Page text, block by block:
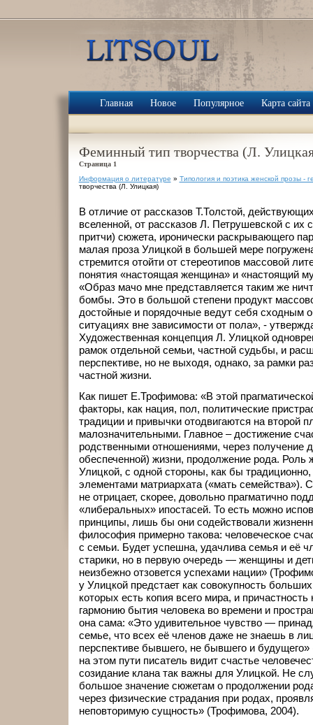
Главная Новое Популярное Карта сайта
Феминный тип творчества (Л.
Страница 1
Информация о литературе » Типология и поэтика женской прозы -
творчества (Л. Улицкая)
В отличие от рассказов Т.Толстой,
вселенной, от рассказов Л. Петрушевской с их
притчи) сюжета, иронически раскрывающего
малая проза Улицкой в большей мере
стремится отойти от стереотипов массовой
понятия «настоящая женщина» и «настоящий
«Образ мачо мне представляется таким же
бомбы. Это в большой степени продукт
достойные и порядочные ведут себя сходным
ситуациях вне зависимости от пола», -
Художественная концепция Л. Улицкой
рамок отдельной семьи, частной судьбы, и
перспективе, но не выходя, однако, за рамки
частной жизни.
Как пишет Е.Трофимова: «В этой
факторы, как нация, пол, политические
традиции и привычки отодвигаются на второй
малозначительными. Главное – достижение
родственными отношениями, через получение
обеспеченной) жизни, продолжение рода. Роль
Улицкой, с одной стороны, как бы
элементами матриархата («мать семейства»).
не отрицает, скорее, довольно прагматично
«либеральных» ипостасей. То есть можно
принципы, лишь бы они содействовали
философия примерно такова: человеческое
с семьи. Будет успешна, удачлива семья и её
старики, но в первую очередь — женщины и
неизбежно отзовется успехами нации»
у Улицкой предстает как совокупность
которых есть копия всего мира, и
гармонию бытия человека во времени и
она сама: «Это удивительное чувство —
семье, что всех её членов даже не знаешь в
перспективе бывшего, не бывшего и
на этом пути писатель видит счастье
созидание клана так важны для Улицкой. Не
большое значение сюжетам о продолжении
через физические страдания при родах,
неповторимую сущность» (Трофимова, 2004).